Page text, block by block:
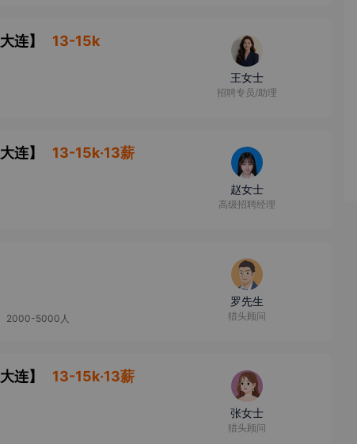
大连】 13-15k
王女士
招聘专员/助理
大连】 13-15k·13薪
赵女士
高级招聘经理
2000-5000人
罗先生
猎头顾问
大连】 13-15k·13薪
张女士
猎头顾问